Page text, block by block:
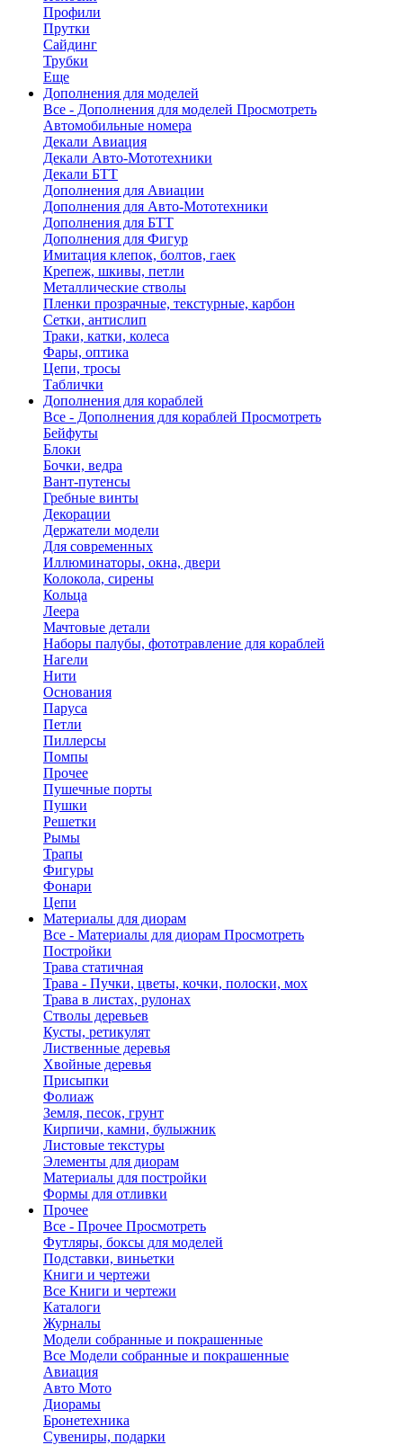
Профили
Прутки
Сайдинг
Трубки
Еще
Дополнения для моделей
Все - Дополнения для моделей Просмотреть
Автомобильные номера
Декали Авиация
Декали Авто-Мототехники
Декали БТТ
Дополнения для Авиации
Дополнения для Авто-Мототехники
Дополнения для БТТ
Дополнения для Фигур
Имитация клепок, болтов, гаек
Крепеж, шкивы, петли
Металлические стволы
Пленки прозрачные, текстурные, карбон
Сетки, антислип
Траки, катки, колеса
Фары, оптика
Цепи, тросы
Таблички
Дополнения для кораблей
Все - Дополнения для кораблей Просмотреть
Бейфуты
Блоки
Бочки, ведра
Вант-путенсы
Гребные винты
Декорации
Держатели модели
Для современных
Иллюминаторы, окна, двери
Колокола, сирены
Кольца
Леера
Мачтовые детали
Наборы палубы, фототравление для кораблей
Нагели
Нити
Основания
Паруса
Петли
Пиллерсы
Помпы
Прочее
Пушечные порты
Пушки
Решетки
Рымы
Трапы
Фигуры
Фонари
Цепи
Материалы для диорам
Все - Материалы для диорам Просмотреть
Постройки
Трава статичная
Трава - Пучки, цветы, кочки, полоски, мох
Трава в листах, рулонах
Стволы деревьев
Кусты, ретикулят
Лиственные деревья
Хвойные деревья
Присыпки
Фолиаж
Земля, песок, грунт
Кирпичи, камни, булыжник
Листовые текстуры
Элементы для диорам
Материалы для постройки
Формы для отливки
Прочее
Все - Прочее Просмотреть
Футляры, боксы для моделей
Подставки, виньетки
Книги и чертежи
Все Книги и чертежи
Каталоги
Журналы
Модели собранные и покрашенные
Все Модели собранные и покрашенные
Авиация
Авто Мото
Диорамы
Бронетехника
Сувениры, подарки